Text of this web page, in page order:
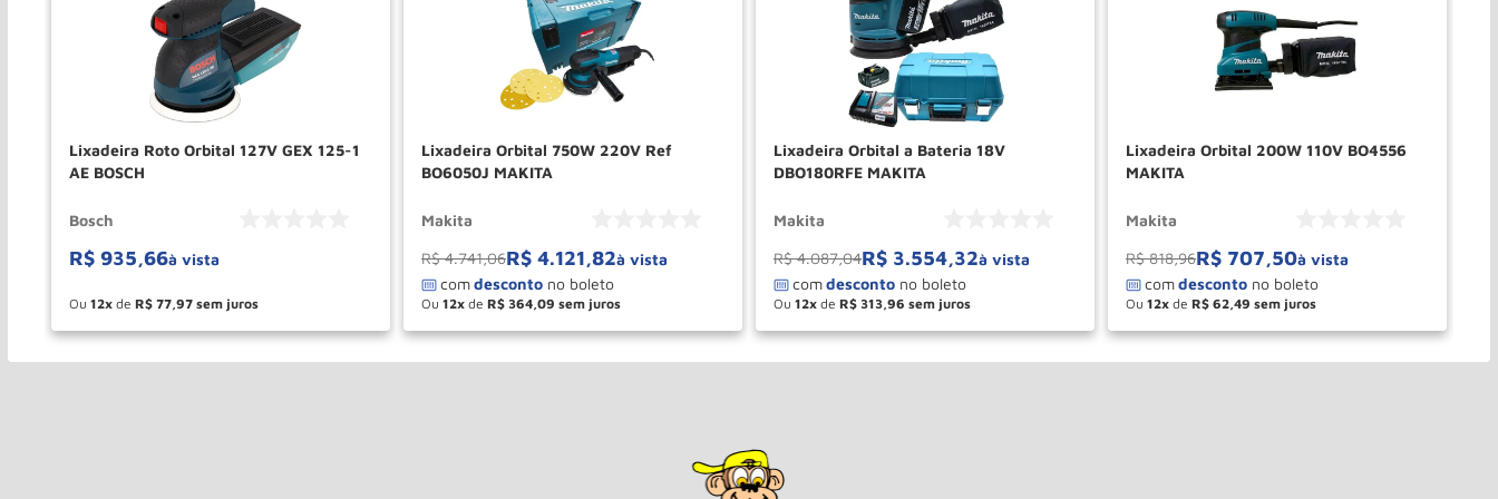
Lixadeira Roto Orbital 127V GEX 125-1
AE BOSCH
Bosch
R$ 935,66à vista
Ou 12 de R$ 77,97
＋
－ COMPRAR
Lixadeira Orbital 750W 220V Ref
BO6050J MAKITA
Makita
R$ 4.741,06R$ 4.121,82à vista
Ou 12 de R$ 364,09
＋
－ COMPRAR
Lixadeira Orbital a Bateria 18V
DBO180RFE MAKITA
Makita
R$ 4.087,04R$ 3.554,32à vista
Ou 12 de R$ 313,96
＋
－ COMPRAR
Lixadeira Orbital 200W 110V BO4556
MAKITA
Makita
R$ 818,96R$ 707,50à vista
Ou 12 de R$ 62,49
＋
－ COMPRAR